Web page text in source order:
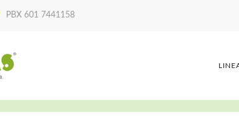
PBX 601 7441158